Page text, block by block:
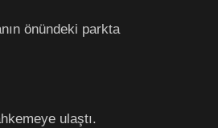
önündeki parkta
ulaştı.